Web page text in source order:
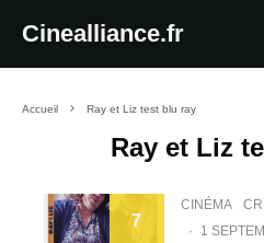
Cinealliance.fr
Accueil Ray et Liz test blu ray
Ray et Liz
7
CINÉMA
·
1